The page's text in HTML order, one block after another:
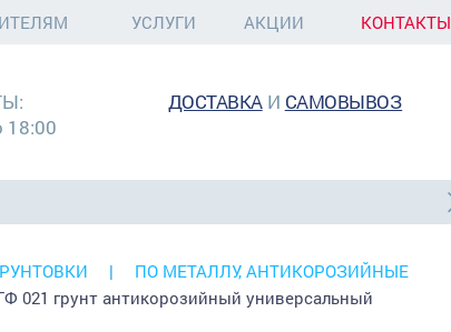
УСЛУГИ АКЦИИ КОНТАКТЫ
18:00
ДОСТАВКАИ САМОВЫВОЗ
ПО МЕТАЛЛУ, АНТИКОРОЗИЙНЫЕ
021 грунт антикорозийный универсальный